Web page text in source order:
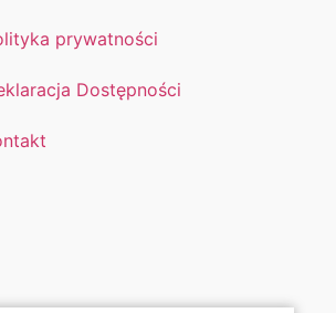
prywatności
Dostępności